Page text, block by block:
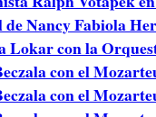
de Nancy Fabiola
Lokar con la
con el
con el